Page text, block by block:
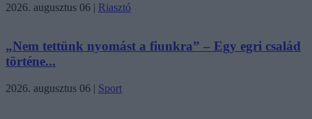
2026. augusztus 06 | Riasztó
„Nem tettünk nyomást a fiunkra” – Egy egri család
történe...
2026. augusztus 06 | Sport